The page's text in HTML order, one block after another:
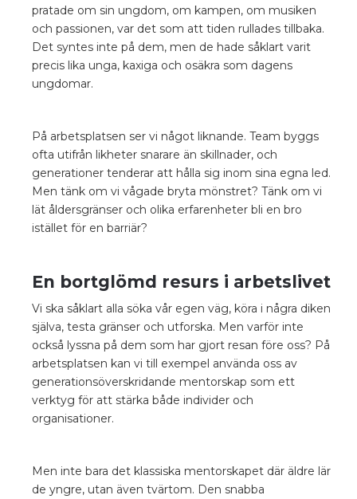
pratade om sin ungdom, om kampen, om musiken
och passionen, var det som att tiden rullades tillbaka.
Det syntes inte på dem, men de hade såklart varit
precis lika unga, kaxiga och osäkra som dagens
ungdomar.
På arbetsplatsen ser vi något liknande. Team byggs
ofta utifrån likheter snarare än skillnader, och
generationer tenderar att hålla sig inom sina egna led.
Men tänk om vi vågade bryta mönstret? Tänk om vi
lät åldersgränser och olika erfarenheter bli en bro
istället för en barriär?
En bortglömd resurs i arbetslivet
Vi ska såklart alla söka vår egen väg, köra i några diken
själva, testa gränser och utforska. Men varför inte
också lyssna på dem som har gjort resan före oss? På
arbetsplatsen kan vi till exempel använda oss av
generationsöverskridande mentorskap som ett
verktyg för att stärka både individer och
organisationer.
Men inte bara det klassiska mentorskapet där äldre lär
de yngre, utan även tvärtom. Den snabba